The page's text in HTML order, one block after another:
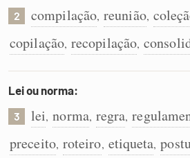
Conexões
Caça-palavras
Dicionário
2 compilação, reunião,
copilação, recopilação,
Lei ou norma:
3 lei, norma, regra,
preceito, roteiro, etiqueta,